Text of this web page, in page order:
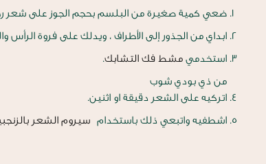
ضعي كمية صغيرة من البلسم بحجم الجوز على شعر
ابداي من الجذور إلى الأطراف ، ويدلك على فروة
استخدمي مشط فك التشابك.
من ذي بودي شوب
اتركيه على الشعر دقيقة او اثنين.
اشطفيه واتبعي ذلك باستخدام سيروم الشعر